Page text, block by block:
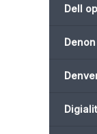
Dell